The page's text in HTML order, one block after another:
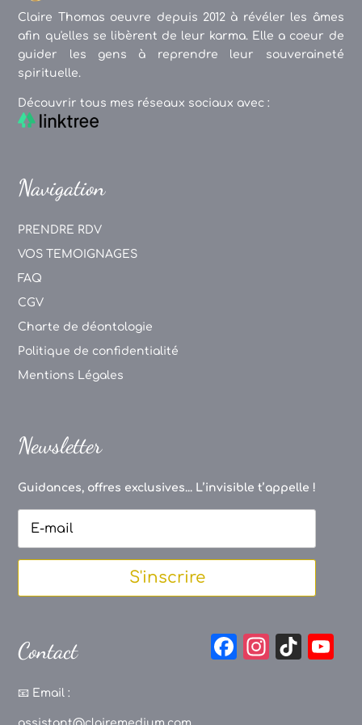
Claire Thomas oeuvre depuis 2012 à révéler les âmes
afin qu'elles se libèrent de leur karma. Elle a coeur de
guider les gens à reprendre leur souveraineté
spirituelle.
Découvrir tous mes réseaux sociaux avec :
Navigation
PRENDRE RDV
VOS TEMOIGNAGES
FAQ
CGV
Charte de déontologie
Politique de confidentialité
Mentions Légales
Newsletter
Guidances, offres exclusives... L’invisible t’appelle !
S'inscrire
Contact
📧 Email :
F
In
Ti